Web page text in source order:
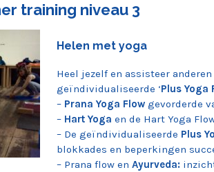
training niveau 3
Helen met yoga
Heel jezelf en assisteer
geïndividualiseerde ‘Plus Yoga
– Prana Yoga Flow gevorderde
– Hart Yoga en de Hart Yoga
– De geïndividualiseerde Plus
blokkades en beperkingen
– Prana flow en Ayurveda: